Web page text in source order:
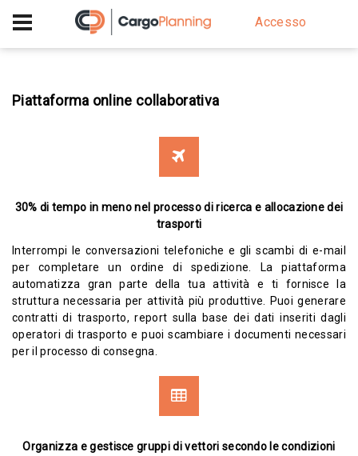
+40 756 628 230 Accesso
Piattaforma online collaborativa
30% di tempo in meno nel processo di ricerca e allocazione dei
trasporti
Interrompi le conversazioni telefoniche e gli scambi di e-mail
per completare un ordine di spedizione. La piattaforma
automatizza gran parte della tua attività e ti fornisce la
struttura necessaria per attività più produttive. Puoi generare
contratti di trasporto, report sulla base dei dati inseriti dagli
operatori di trasporto e puoi scambiare i documenti necessari
per il processo di consegna.
Organizza e gestisce gruppi di vettori secondo le condizioni